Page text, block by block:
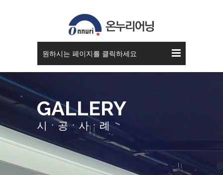
원하시는 페이지를 클릭하세요
GALLERY
시ㆍ공ㆍ사ㆍ례